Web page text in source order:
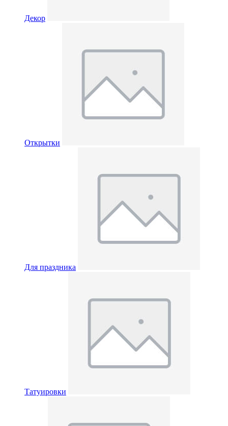
Декор
Открытки
Для праздника
Татуировки